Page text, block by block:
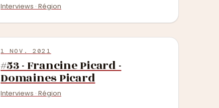
Interviews · Région
1 NOV. 2021
#53 - Francine Picard -
Domaines Picard
Interviews · Région